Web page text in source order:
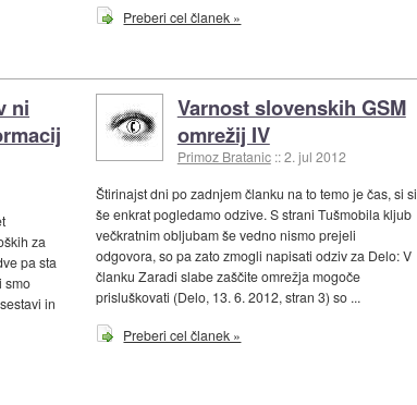
Preberi cel članek »
ni
za
pa sta
smo
in
Varnost slovenskih GSM
omrežij IV
Primoz Bratanic ::2. jul 2012
Štirinajst dni po zadnjem članku na to temo je čas, si si
še enkrat pogledamo odzive. S strani Tušmobila kljub
večkratnim obljubam še vedno nismo prejeli
odgovora, so pa zato zmogli napisati odziv za Delo: V
članku Zaradi slabe zaščite omrežja mogoče
prisluškovati (Delo, 13. 6. 2012, stran 3) so ...
Preberi cel članek »